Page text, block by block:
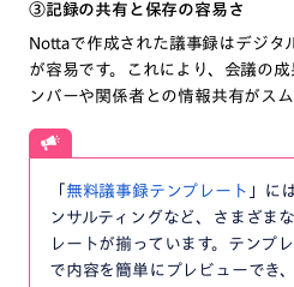
③記録の共有と保存の容易さ
Nottaで作成された議事録はデジタ
が容易です。これにより、会議の
ンバーや関係者との情報共有がスム
「 無料議事録テンプレート 」に
ンサルティングなど、さまざま
レートが揃っています。テンプ
で内容を簡単にプレビューでき